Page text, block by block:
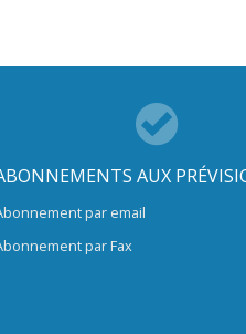
AUX
par email
par Fax